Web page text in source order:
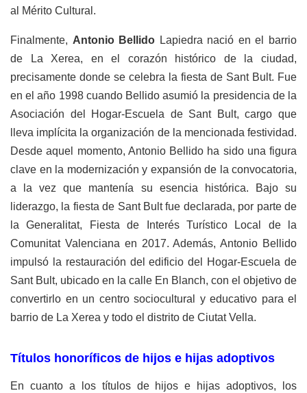
al Mérito Cultural.
Finalmente, Antonio Bellido Lapiedra nació en el barrio
de La Xerea, en el corazón histórico de la ciudad,
precisamente donde se celebra la fiesta de Sant Bult. Fue
en el año 1998 cuando Bellido asumió la presidencia de la
Asociación del Hogar-Escuela de Sant Bult, cargo que
lleva implícita la organización de la mencionada festividad.
Desde aquel momento, Antonio Bellido ha sido una figura
clave en la modernización y expansión de la convocatoria,
a la vez que mantenía su esencia histórica. Bajo su
liderazgo, la fiesta de Sant Bult fue declarada, por parte de
la Generalitat, Fiesta de Interés Turístico Local de la
Comunitat Valenciana en 2017. Además, Antonio Bellido
impulsó la restauración del edificio del Hogar-Escuela de
Sant Bult, ubicado en la calle En Blanch, con el objetivo de
convertirlo en un centro sociocultural y educativo para el
barrio de La Xerea y todo el distrito de Ciutat Vella.
Títulos honoríficos de hijos e hijas adoptivos
En cuanto a los títulos de hijos e hijas adoptivos, los